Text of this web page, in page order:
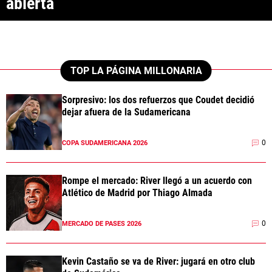
ANÁLISIS TÁCTICO
NOTICIAS
GUÍAS
CÓDIGOS
PRONÓSTICOS
APUESTA DEL DÍA
ESCRIBÍ EN LA PÁGINA MILLONARIAAPUESTAS
La Página Millonaria es un sitio no oficial, creado por socios e
hinchas de River y no tiene afiliación alguna con el club Atlético River
Plate.
Esta sección no tiene relación alguna con el club. Para visitar el sitio
TOP LA PÁGINA MILLONARIA
Sorpresivo: los dos refuerzos que Coudet decidió
dejar afuera de la Sudamericana
COPA SUDAMERICANA 2026 0
Rompe el mercado: River llegó a un acuerdo con
Atlético de Madrid por Thiago Almada
MERCADO DE PASES 2026 0
Kevin Castaño se va de River: jugará en otro club